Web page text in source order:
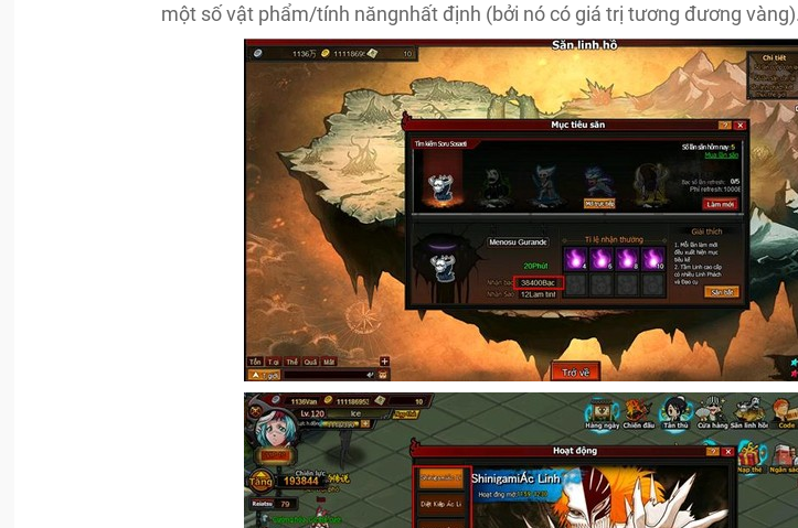
một số vật phẩm/tính năngnhất định (bởi nó có giá trị tương đương vàng).